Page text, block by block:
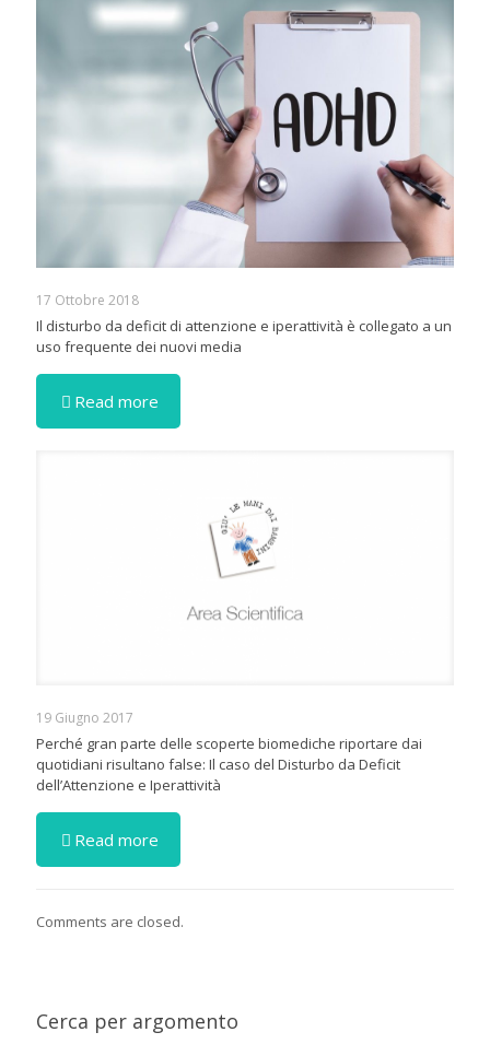
17 Ottobre 2018
Il disturbo da deficit di attenzione e iperattività è collegato a un
uso frequente dei nuovi media
Read more
19 Giugno 2017
Perché gran parte delle scoperte biomediche riportare dai
quotidiani risultano false: Il caso del Disturbo da Deficit
dell’Attenzione e Iperattività
Read more
Comments are closed.
Cerca per argomento